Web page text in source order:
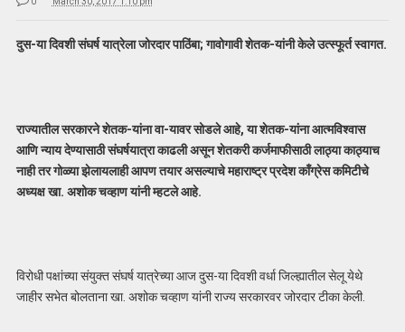
दुस-या दिवशी संघर्ष यात्रेला जोरदार पाठिंबा; गावोगावी शेतक-यांनी केले उत्स्फूर्त स्वागत.
राज्यातील सरकारने शेतक-यांना वा-यावर सोडले आहे, या शेतक-यांना आत्मविश्वास
आणि न्याय देण्यासाठी संघर्षयात्रा काढली असून शेतकरी कर्जमाफीसाठी लाठ्या काठ्याच
नाही तर गोळ्या झेलायलाही आपण तयार असल्याचे महाराष्ट्र प्रदेश काँग्रेस कमिटीचे
अध्यक्ष खा. अशोक चव्हाण यांनी म्हटले आहे.
विरोधी पक्षांच्या संयुक्त संघर्ष यात्रेच्या आज दुस-या दिवशी वर्धा जिल्ह्यातील सेलू येथे
जाहीर सभेत बोलताना खा. अशोक चव्हाण यांनी राज्य सरकारवर जोरदार टीका केली.